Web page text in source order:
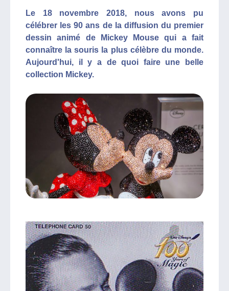
Le 18 novembre 2018, nous avons pu
célébrer les 90 ans de la diffusion du premier
dessin animé de Mickey Mouse qui a fait
connaître la souris la plus célèbre du monde.
Aujourd'hui, il y a de quoi faire une belle
collection Mickey.